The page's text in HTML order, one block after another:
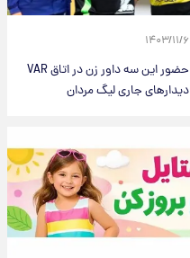
۱۴۰۳/۱۱/۶
حضور این سه داور زن در اتاق VAR
دیدارهای جاری لیگ مردان